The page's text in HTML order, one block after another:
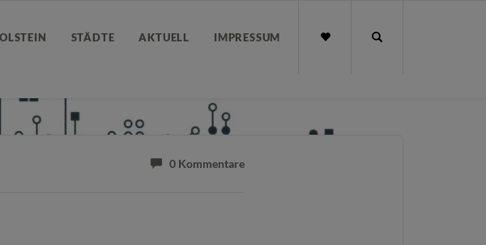
STÄDTE AKTUELL IMPRESSUM
0 Kommentare